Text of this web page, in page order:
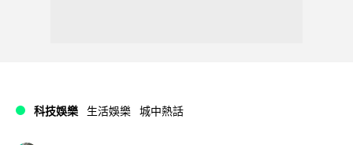
科技娛樂 生活娛樂 城中熱話